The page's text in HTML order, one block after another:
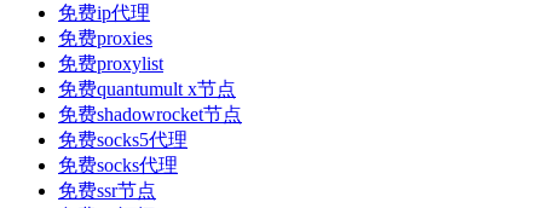
免费ip代理
免费proxies
免费proxylist
免费quantumult x节点
免费shadowrocket节点
免费socks5代理
免费socks代理
免费ssr节点